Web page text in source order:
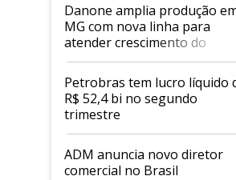
Danone amplia produção
MG com nova linha para
atender crescimento do
mercado de alimentos
proteicos
Petrobras tem lucro líquido
R$ 52,4 bi no segundo
trimestre
ADM anuncia novo diretor
comercial no Brasil